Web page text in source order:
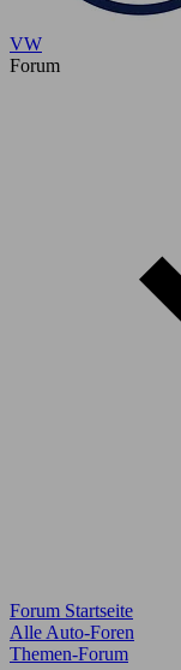
VW
Forum
Forum Startseite
Alle Auto-Foren
Themen-Forum